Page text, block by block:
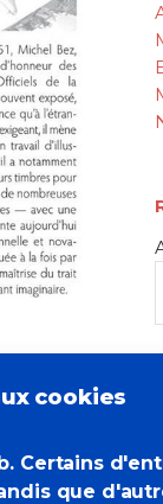
cookies
Certains
que